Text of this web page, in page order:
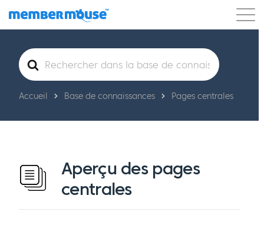
Caractéristiques Clients Tarification
Commencer
Rechercher
Accueil Base de connaissances Pages centrales
Aperçu des pages
centrales